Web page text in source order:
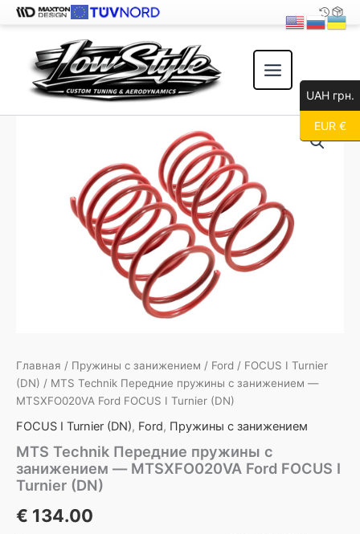
содержимому
Главная / Пружины с занижением / Ford / FOCUS I Turnier
(DN) / MTS Technik Передние пружины с занижением —
MTSXFO020VA Ford FOCUS I Turnier (DN)
FOCUS I Turnier (DN), Ford, Пружины с занижением
MTS Technik Передние пружины с
занижением — MTSXFO020VA Ford FOCUS I
Turnier (DN)
€ 134.00
UAH грн.
EUR €